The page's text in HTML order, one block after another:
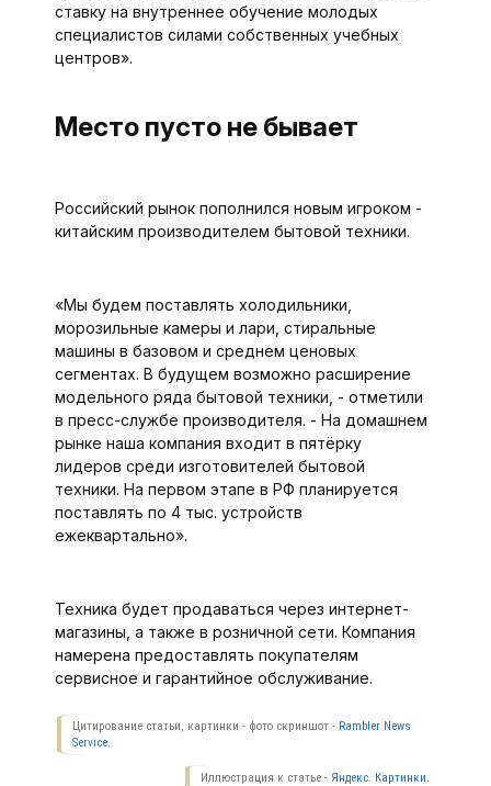
ставку на внут­реннее обучение молодых
специалистов силами собственных учебных
центров».
Место пусто не бывает
Российский рынок пополнился новым игроком -
китайским производителем бытовой техники.
«Мы будем поставлять холодильники,
морозильные камеры и лари, стиральные
машины в базовом и среднем ценовых
сегментах. В будущем возможно расширение
модельного ряда бытовой техники, - отметили
в пресс-службе производителя. - На домашнем
рынке наша компания входит в пятёрку
лидеров среди изготовителей бытовой
техники. На первом этапе в РФ планируется
поставлять по 4 тыс. устройств
ежеквартально».
Техника будет продаваться через интернет-
магазины, а также в розничной сети. Компания
намерена предоставлять покупателям
сервисное и гарантийное обслуживание.
Цитирование статьи, картинки - фото скриншот - Rambler News
Service.
Иллюстрация к статье - Яндекс. Картинки.